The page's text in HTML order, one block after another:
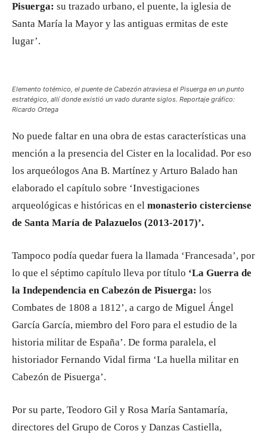
Pisuerga: su trazado urbano, el puente, la iglesia de
Santa María la Mayor y las antiguas ermitas de este
lugar’.
Elemento totémico, el puente de Cabezón atraviesa el Pisuerga en un punto
estratégico, allí donde existió un vado durante siglos. Reportaje gráfico:
Ricardo Ortega
No puede faltar en una obra de estas características una
mención a la presencia del Cister en la localidad. Por eso
los arqueólogos Ana B. Martínez y Arturo Balado han
elaborado el capítulo sobre ‘Investigaciones
arqueológicas e históricas en el monasterio cisterciense
de Santa María de Palazuelos (2013-2017)’.
Tampoco podía quedar fuera la llamada ‘Francesada’, por
lo que el séptimo capítulo lleva por título ‘La Guerra de
la Independencia en Cabezón de Pisuerga: los
Combates de 1808 a 1812’, a cargo de Miguel Ángel
García García, miembro del Foro para el estudio de la
historia militar de España’. De forma paralela, el
historiador Fernando Vidal firma ‘La huella militar en
Cabezón de Pisuerga’.
Por su parte, Teodoro Gil y Rosa María Santamaría,
directores del Grupo de Coros y Danzas Castiella,